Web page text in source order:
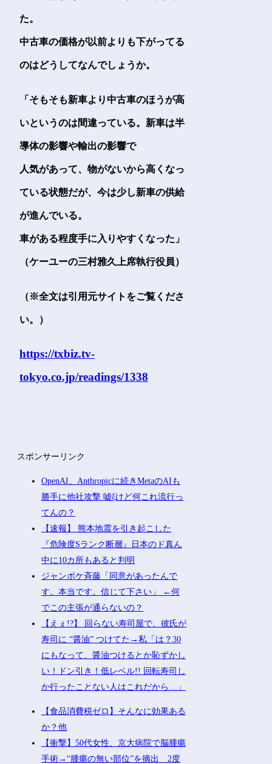
た。
中古車の価格が以前よりも下がってる
のはどうしてなんでしょうか。
「そもそも新車より中古車のほうが高
いというのは間違っている。新車は半
導体の影響や輸出の影響で
人気があって、物がないから高くなっ
ている状態だが、今は少し新車の供給
が進んでいる。
車がある程度手に入りやすくなった」
（ケーユーの三村雅久上席執行役員）
（※全文は引用元サイトをご覧くださ
い。）
https://txbiz.tv-
tokyo.co.jp/readings/1338
スポンサーリンク
OpenAI、Anthropicに続きMetaのAIも
勝手に他社攻撃 嘘ξけど何これ流行っ
てんの？
【速報】 熊本地震を引き起こした
『危険度Sランク断層』日本のド真ん
中に10カ所もあると判明
ジャンポケ斉藤「同意があったんで
す。本当です。信じて下さい」 ←何
でこの主張が通らないの？
【えぇ!?】 回らない寿司屋で、彼氏が
寿司に “醤油” つけてた→私「は？30
にもなって、醤油つけるとか恥ずかし
い！ドン引き！低レベル!! 回転寿司し
か行ったことない人はこれだから…」
【食品消費税ゼロ】そんなに効果ある
か？他
【衝撃】50代女性、京大病院で脳腫瘍
手術→“腫瘍の無い部位”を摘出 2度